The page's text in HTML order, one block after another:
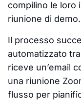
compilino le loro
riunione di demo.
Il processo
automatizzato
riceve un’email
una riunione
flusso per